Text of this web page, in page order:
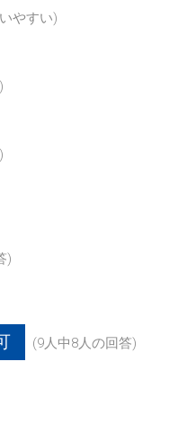
やすい)
)
(9人中8人の回答)